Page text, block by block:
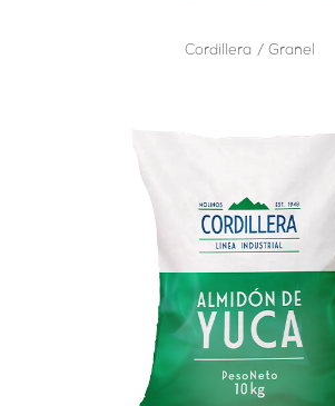
Cordillera Granel